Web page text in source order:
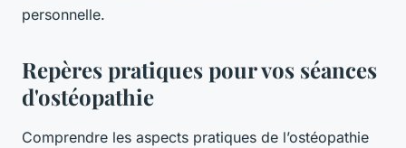
personnelle.
Repères pratiques pour vos séances
d'ostéopathie
Comprendre les aspects pratiques de l’ostéopathie